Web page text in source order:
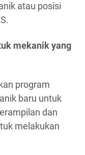
atau posisi
mekanik yang
program
baru untuk
dan
melakukan